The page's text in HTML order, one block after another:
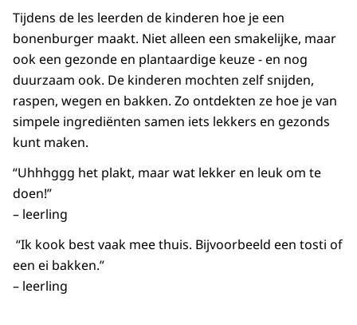
Tijdens de les leerden de kinderen hoe je een
bonenburger maakt. Niet alleen een smakelijke, maar
ook een gezonde en plantaardige keuze - en nog
duurzaam ook. De kinderen mochten zelf snijden,
raspen, wegen en bakken. Zo ontdekten ze hoe je van
simpele ingrediënten samen iets lekkers en gezonds
kunt maken.
“Uhhhggg het plakt, maar wat lekker en leuk om te
doen!”
– leerling
“Ik kook best vaak mee thuis. Bijvoorbeeld een tosti of
een ei bakken.”
– leerling